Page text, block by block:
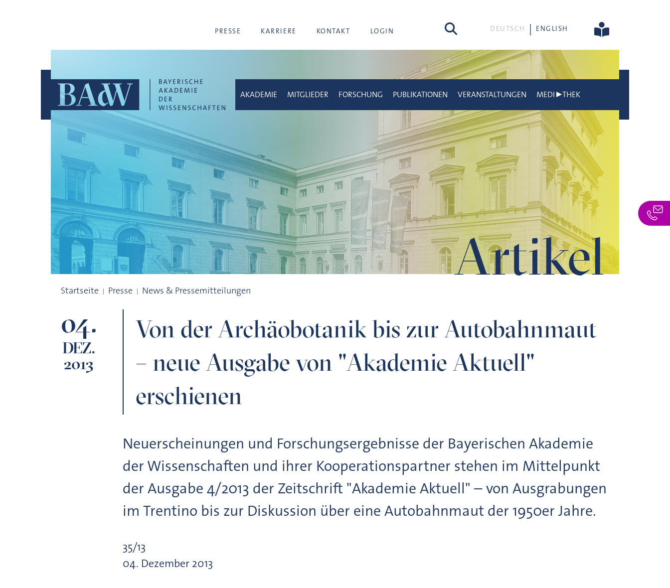
PRESSE KARRIERE KONTAKT LOGIN Suche DEUTSCH ENGLISH
Artikel
AKADEMIE MITGLIEDER FORSCHUNG PUBLIKATIONEN VERANSTALTUNGEN MEDI▶THEK
Startseite Presse News & Pressemitteilungen
04.
DEZ.
2013
Von der Archäobotanik bis zur Autobahnmaut
– neue Ausgabe von "Akademie Aktuell"
erschienen
Neuerscheinungen und Forschungsergebnisse der Bayerischen Akademie
der Wissenschaften und ihrer Kooperationspartner stehen im Mittelpunkt
der Ausgabe 4/2013 der Zeitschrift "Akademie Aktuell" – von Ausgrabungen
im Trentino bis zur Diskussion über eine Autobahnmaut der 1950er Jahre.
35/13
04. Dezember 2013